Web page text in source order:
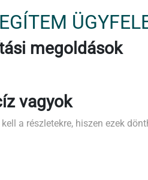
megoldások
vagyok
kell a részletekre, hiszen ezek